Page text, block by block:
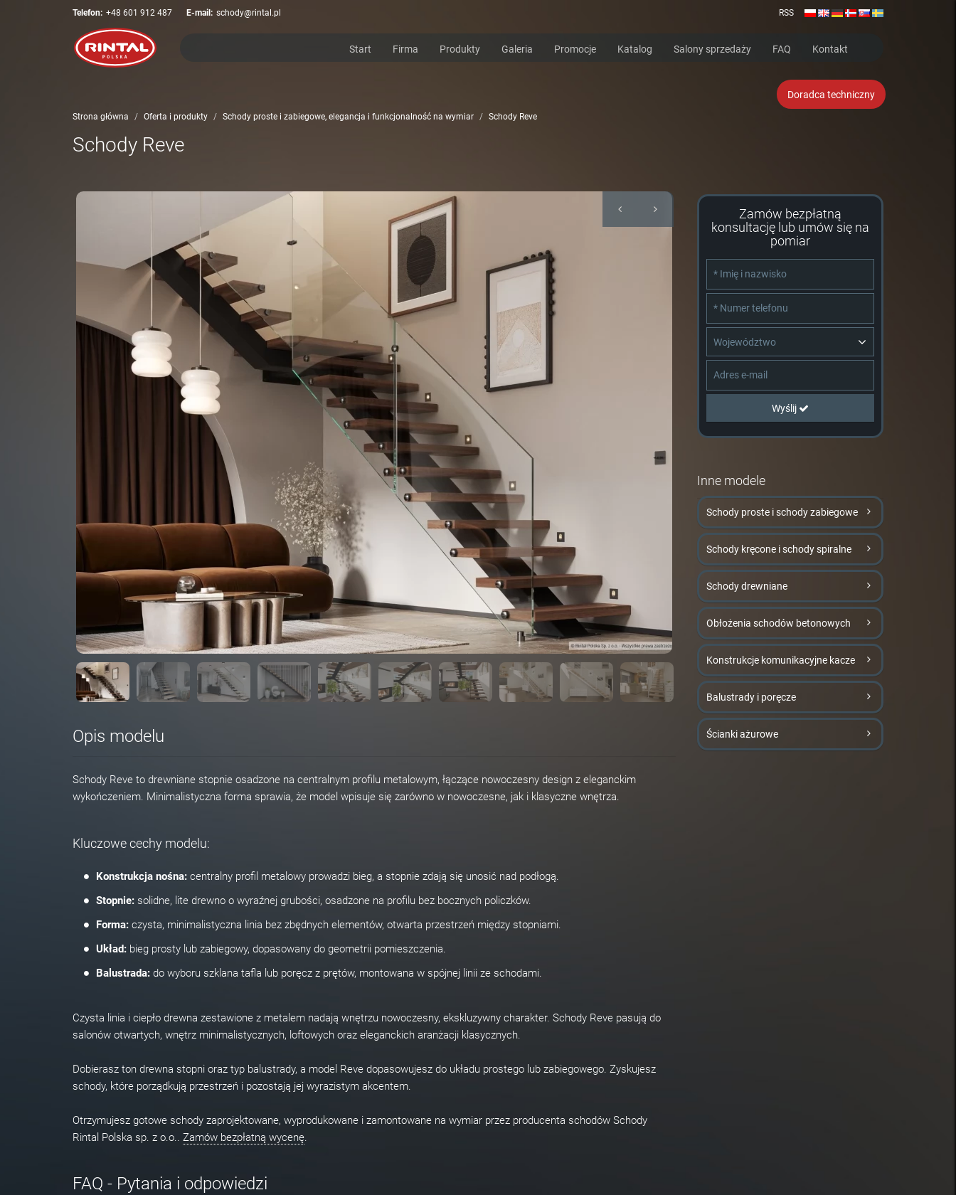
Telefon: +48 601 912 487 E-mail: schody@rintal.pl RSS
Start Firma Produkty Galeria Promocje Katalog Salony sprzedaży FAQ Kontakt
Doradca techniczny
Strona główna Oferta i produkty Schody proste i zabiegowe, elegancja i funkcjonalność na wymiar Schody Reve
Schody Reve
Opis modelu
Schody Reve to drewniane stopnie osadzone na centralnym profilu metalowym, łączące nowoczesny design z eleganckim
wykończeniem. Minimalistyczna forma sprawia, że model wpisuje się zarówno w nowoczesne, jak i klasyczne wnętrza.
Kluczowe cechy modelu:
Konstrukcja nośna: centralny profil metalowy prowadzi bieg, a stopnie zdają się unosić nad podłogą.
Stopnie: solidne, lite drewno o wyraźnej grubości, osadzone na profilu bez bocznych policzków.
Forma: czysta, minimalistyczna linia bez zbędnych elementów, otwarta przestrzeń między stopniami.
Układ: bieg prosty lub zabiegowy, dopasowany do geometrii pomieszczenia.
Balustrada: do wyboru szklana tafla lub poręcz z prętów, montowana w spójnej linii ze schodami.
Czysta linia i ciepło drewna zestawione z metalem nadają wnętrzu nowoczesny, ekskluzywny charakter. Schody Reve pasują do
salonów otwartych, wnętrz minimalistycznych, loftowych oraz eleganckich aranżacji klasycznych.
Dobierasz ton drewna stopni oraz typ balustrady, a model Reve dopasowujesz do układu prostego lub zabiegowego. Zyskujesz
schody, które porządkują przestrzeń i pozostają jej wyrazistym akcentem.
Otrzymujesz gotowe schody zaprojektowane, wyprodukowane i zamontowane na wymiar przez producenta schodów Schody
Rintal Polska sp. z o.o.. Zamów bezpłatną wycenę.
FAQ - Pytania i odpowiedzi
Zamów bezpłatną
konsultację lub umów się na
pomiar
Województwo
Wyślij
Inne modele
Schody proste i schody zabiegowe
Schody kręcone i schody spiralne
Schody drewniane
Obłożenia schodów betonowych
Konstrukcje komunikacyjne kacze
Balustrady i poręcze
Ścianki ażurowe